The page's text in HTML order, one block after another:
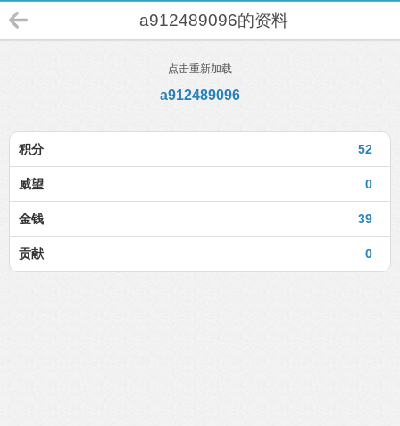
a912489096的资料
点击重新加载
a912489096
52
积分
0
威望
39
金钱
0
贡献